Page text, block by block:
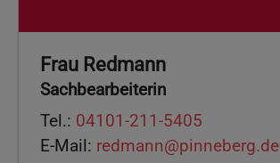
Frau Redmann
Sachbearbeiterin
Tel.: 04101-211-5405
E-Mail: redmann@pinneberg.de